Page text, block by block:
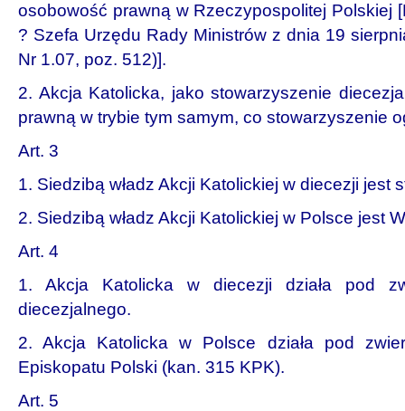
osobowość prawną w Rzeczypospolitej Polskiej
? Szefa Urzędu Rady Ministrów z dnia 19
Nr 1.07, poz. 512)].
2. Akcja Katolicka, jako stowarzyszenie
prawną w trybie tym samym, co stowarzyszenie
Art. 3
1. Siedzibą władz Akcji Katolickiej w diecezji jest
2. Siedzibą władz Akcji Katolickiej w Polsce jest
Art. 4
1. Akcja Katolicka w diecezji działa pod
diecezjalnego.
2. Akcja Katolicka w Polsce działa pod
Episkopatu Polski (kan. 315 KPK).
Art. 5